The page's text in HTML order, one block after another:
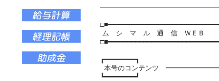
□■━━━━━━━━━━━━━━━━━━━━━━━━━━━━
ム シ マ ル 通 信 ＷＥＢ
□■━━━━━━━━━━━━━━━━━━━━━━━━━━━━
┏━━━━━━━━┓
本号のコンテンツ
┗━━━━━━━━┛